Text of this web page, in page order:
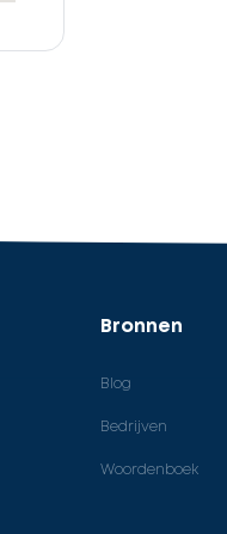
Bronnen
Blog
Bedrijven
Woordenboek